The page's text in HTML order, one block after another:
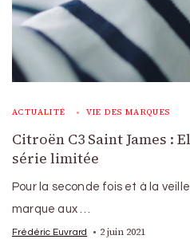
ACTUALITÉ VIE DES MARQUES
Citroën C3 Saint James :
série limitée
Pour la seconde fois et à la
marque aux …
Frédéric Euvrard 2 juin 2021